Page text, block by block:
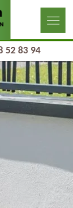
52 83 94